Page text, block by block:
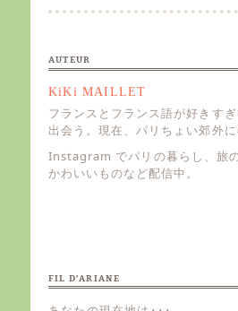
AUTEUR
KiKi MAILLET
フランスとフランス語が好きす
出会う。現在、パリちょい郊外に
Instagram でパリの暮らし、旅
かわいいものなど配信中。
FIL D’ARIANE